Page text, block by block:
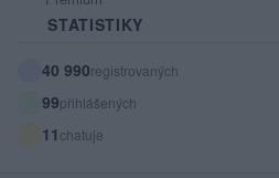
STATISTIKY
40 990registrovaných
99přihlášených
11 chatuje